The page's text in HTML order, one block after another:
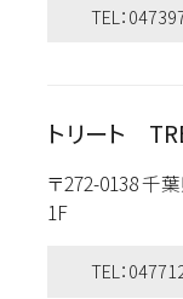
TEL：
トリート
〒272-0138 千
1F
TEL：